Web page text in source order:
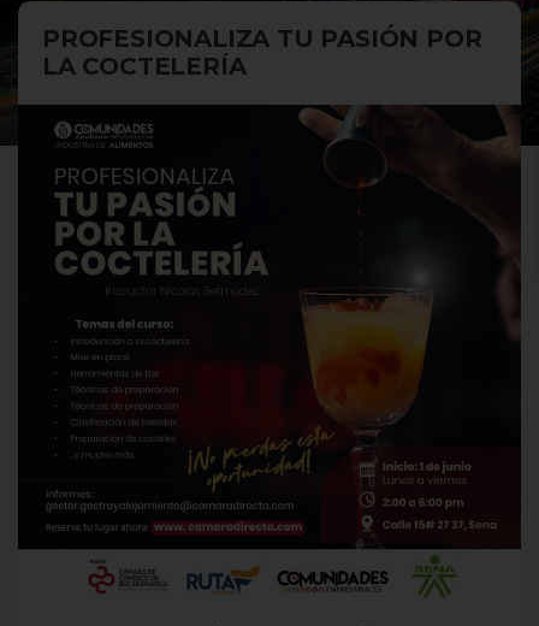
PROFESIONALIZA TU PASIÓN POR
LA COCTELERÍA